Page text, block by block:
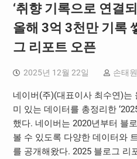
‘취향 기록으로 연결
올해 3억 3천만 기록
그 리포트 오픈
2025년 12월 22일 손태원
네이버(주)(대표이사 최수연)는
미 있는 데이터를 총정리한
했다. 네이버는 2020년부터 블
볼 수 있도록 다양한 데이터와
를 공개해왔다. 2025 블로그 리